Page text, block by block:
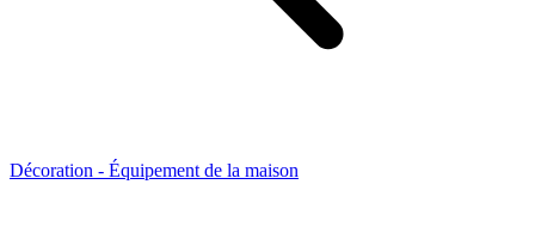
Décoration - Équipement de la maison